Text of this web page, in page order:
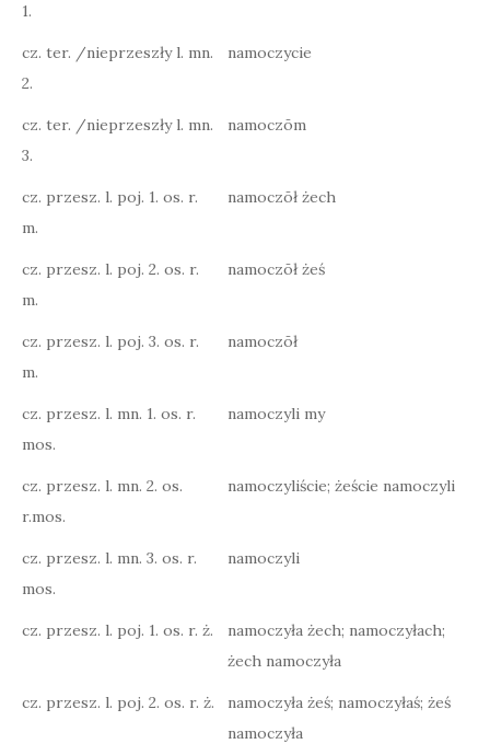
1.
cz. ter. /nieprzeszły l. mn.
2.
namoczycie
cz. ter. /nieprzeszły l. mn.
3.
namoczōm
cz. przesz. l. poj. 1. os. r.
m.
namoczōł żech
cz. przesz. l. poj. 2. os. r.
m.
namoczōł żeś
cz. przesz. l. poj. 3. os. r.
m.
namoczōł
cz. przesz. l. mn. 1. os. r.
mos.
namoczyli my
cz. przesz. l. mn. 2. os.
r.mos.
namoczyliście; żeście namoczyli
cz. przesz. l. mn. 3. os. r.
mos.
namoczyli
cz. przesz. l. poj. 1. os. r. ż.
namoczyła żech; namoczyłach;
żech namoczyła
cz. przesz. l. poj. 2. os. r. ż.
namoczyła żeś; namoczyłaś; żeś
namoczyła